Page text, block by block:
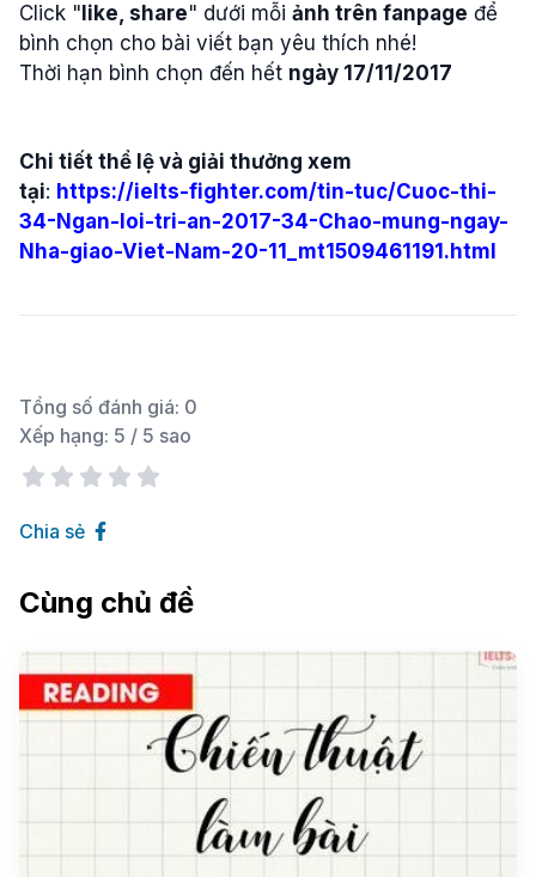
Click " like, share" dưới mỗi ảnh trên fanpage để
bình chọn cho bài viết bạn yêu thích nhé!
Thời hạn bình chọn đến hết ngày 17/11/2017
Chi tiết thể lệ và giải thưởng xem
tại: https://ielts-fighter.com/tin-tuc/Cuoc-thi-
34-Ngan-loi-tri-an-2017-34-Chao-mung-ngay-
Nha-giao-Viet-Nam-20-11_mt1509461191.html
Tổng số đánh giá: 0
Xếp hạng: 5 / 5 sao
Chia sẻ
Cùng chủ đề